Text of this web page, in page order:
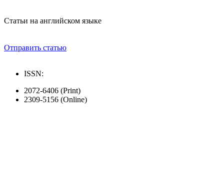
Статьи на английском языке
Отправить статью
ISSN:
2072-6406 (Print)
2309-5156 (Online)